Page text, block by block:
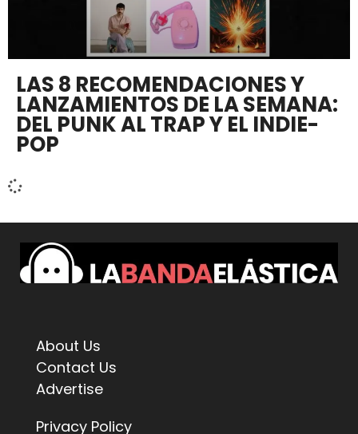
LAS 8 RECOMENDACIONES Y
LANZAMIENTOS DE LA SEMANA:
DEL PUNK AL TRAP Y EL INDIE-
POP
About Us
Contact Us
Advertise
Privacy Policy